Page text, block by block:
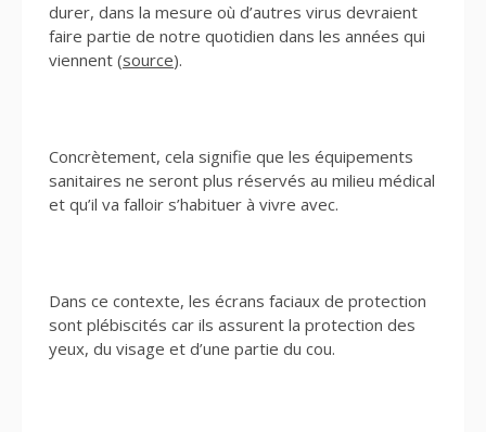
durer, dans la mesure où d’autres virus devraient
faire partie de notre quotidien dans les années qui
viennent (source).
Concrètement, cela signifie que les équipements
sanitaires ne seront plus réservés au milieu médical
et qu’il va falloir s’habituer à vivre avec.
Dans ce contexte, les écrans faciaux de protection
sont plébiscités car ils assurent la protection des
yeux, du visage et d’une partie du cou.